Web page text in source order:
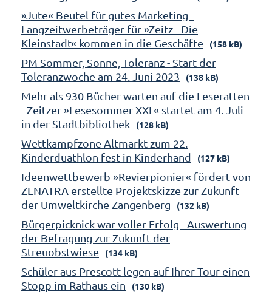
»Jute« Beutel für gutes Marketing -
Langzeitwerbeträger für »Zeitz - Die
Kleinstadt« kommen in die Geschäfte
(158 kB)
PM Sommer, Sonne, Toleranz - Start der
Toleranzwoche am 24. Juni 2023
(138 kB)
Mehr als 930 Bücher warten auf die Leseratten
- Zeitzer »Lesesommer XXL« startet am 4. Juli
in der Stadtbibliothek
(128 kB)
Wettkampfzone Altmarkt zum 22.
Kinderduathlon fest in Kinderhand
(127 kB)
Ideenwettbewerb »Revierpionier« fördert von
ZENATRA erstellte Projektskizze zur Zukunft
der Umweltkirche Zangenberg
(132 kB)
Bürgerpicknick war voller Erfolg - Auswertung
der Befragung zur Zukunft der
Streuobstwiese
(134 kB)
Schüler aus Prescott legen auf Ihrer Tour einen
Stopp im Rathaus ein
(130 kB)